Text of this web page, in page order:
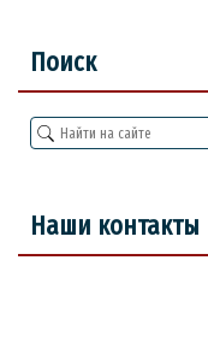
Поиск
Наши контакты